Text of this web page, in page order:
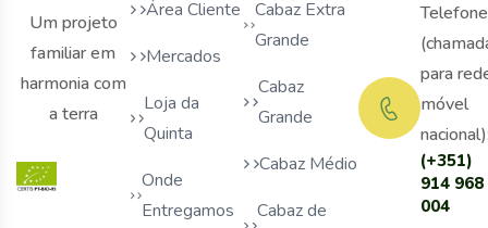
Um projeto
familiar em
harmonia com
a terra
Área Cliente
Mercados
Loja da
Quinta
Onde
Entregamos
Cabaz Extra
Grande
Cabaz
Grande
Cabaz Médio
Cabaz de
(+351)
914 968
004
Telefone
para
móvel